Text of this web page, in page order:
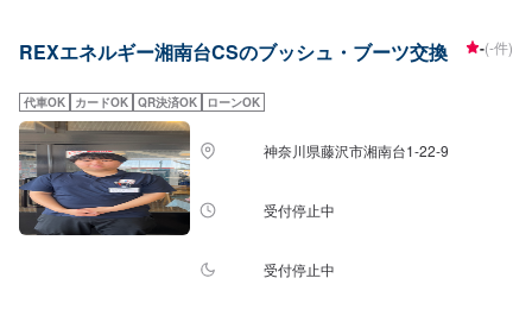
時間・定休日】⏰営業時間：9時30分〜18時🗓定休日：月曜・祝日
REXエネルギー湘南台CSのブッシュ・ブーツ交換 -(-件)
代車OK カードOK QR決済OK ローンOK
神奈川県藤沢市湘南台1-22-9
受付停止中
受付停止中